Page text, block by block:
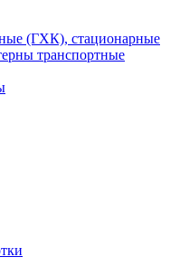
(ГХК), стационарные
транспортные